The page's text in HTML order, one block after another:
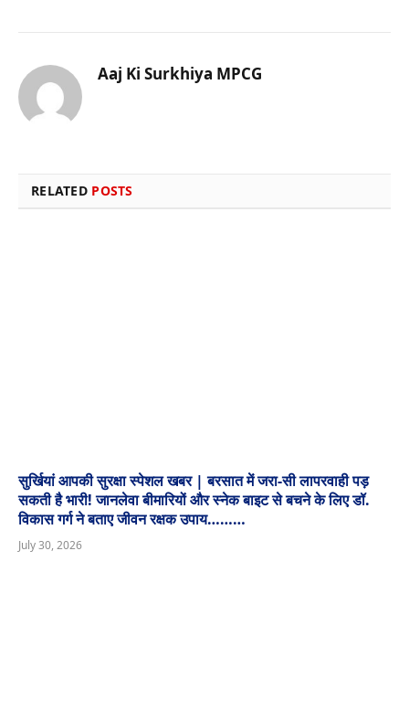
Aaj Ki Surkhiya MPCG
RELATED POSTS
सुर्खियां आपकी सुरक्षा स्पेशल खबर | बरसात में जरा-सी लापरवाही पड़
सकती है भारी! जानलेवा बीमारियों और स्नेक बाइट से बचने के लिए डॉ.
विकास गर्ग ने बताए जीवन रक्षक उपाय………
July 30, 2026